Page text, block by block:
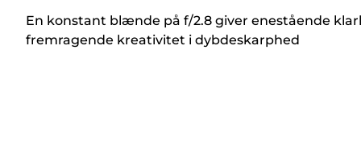
En konstant blænde på f/2.8 giver enestående
fremragende kreativitet i dybdeskarphed